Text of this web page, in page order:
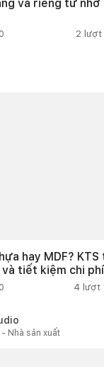
và riêng tư
2 lượt
hay MDF?
tiết kiệm chi phí
4 lượt
Nhà sản xuất